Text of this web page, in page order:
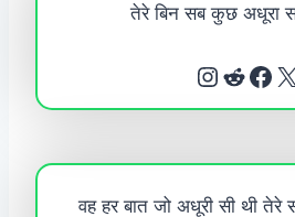
तेरे बिन सब कुछ अधूरा
Instagram Reddit Facebook X
वह हर बात जो अधूरी सी थी तेरे